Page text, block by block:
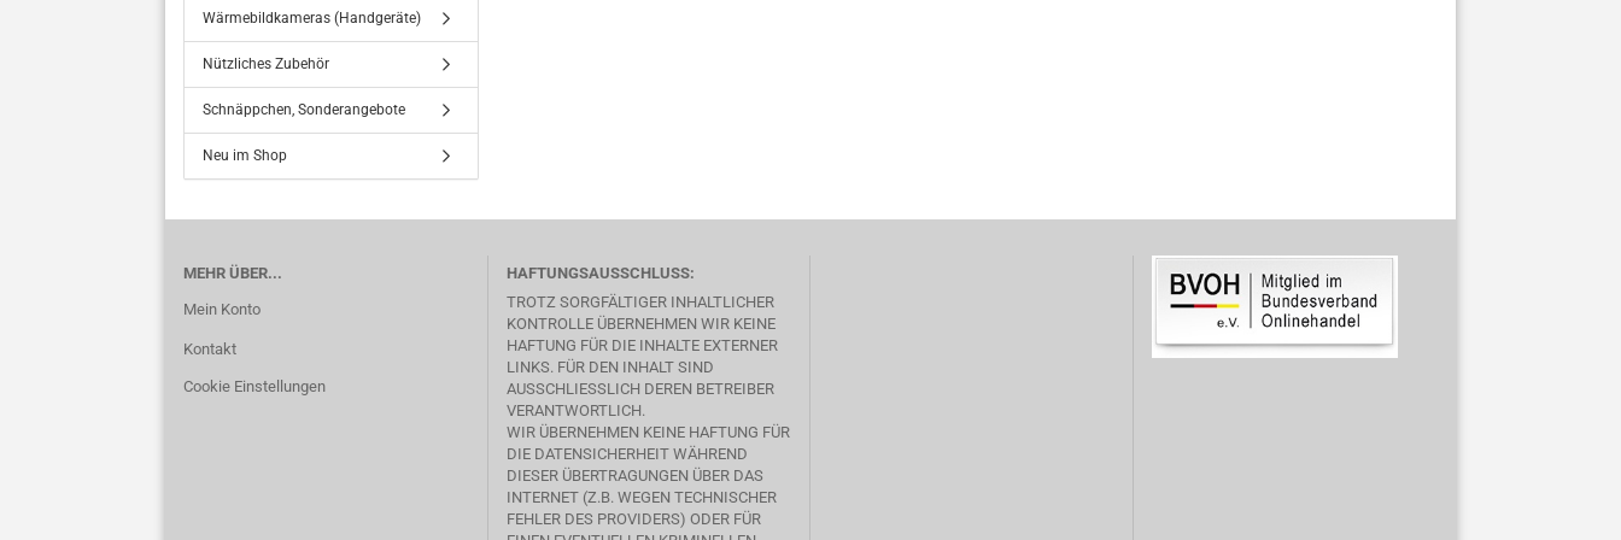
Wärmebildkameras (Handgeräte)
Nützliches Zubehör
Schnäppchen, Sonderangebote
Neu im Shop
MEHR ÜBER...
Mein Konto
Kontakt
Cookie Einstellungen
HAFTUNGSAUSSCHLUSS:
TROTZ SORGFÄLTIGER INHALTLICHER
KONTROLLE ÜBERNEHMEN WIR KEINE
HAFTUNG FÜR DIE INHALTE EXTERNER
LINKS. FÜR DEN INHALT SIND
AUSSCHLIESSLICH DEREN BETREIBER V
ERANTWORTLICH.
WIR ÜBERNEHMEN KEINE HAFTUNG FÜR
DIE DATENSICHERHEIT WÄHREND
DIESER ÜBERTRAGUNGEN ÜBER DAS
INTERNET (Z.B. WEGEN TECHNISCHER
FEHLER DES PROVIDERS) ODER FÜR